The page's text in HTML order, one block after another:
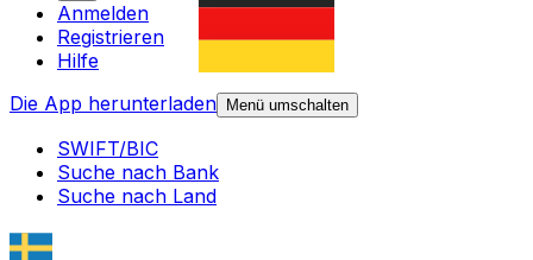
Anmelden
Registrieren
Hilfe
Die App herunterladen
Menü umschalten
SWIFT/BIC
Suche nach Bank
Suche nach Land